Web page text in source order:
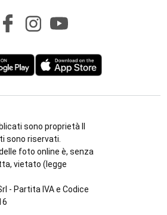
sono proprietà Il
sono riservati.
foto online è, senza
vietato (legge
- Partita IVA e Codice